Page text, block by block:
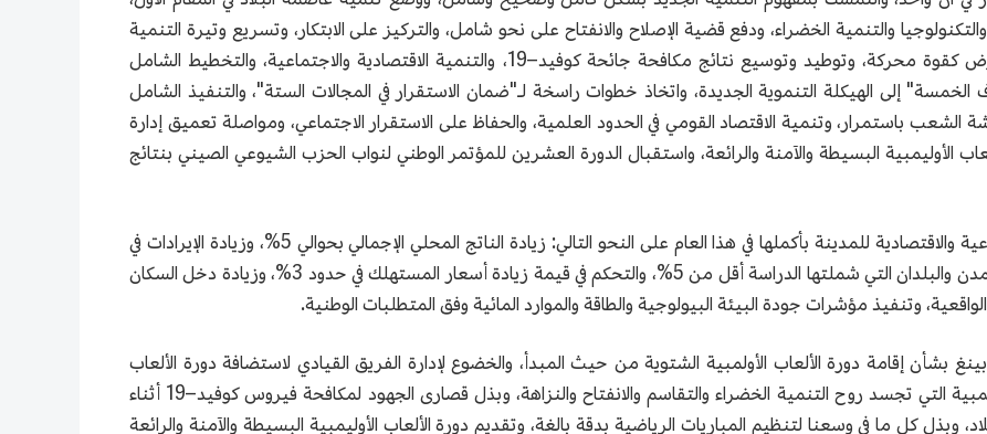
والتنمية الخضراء، ودفع قضية الإصلاح والانفتاح على نحو شامل، والتركيز على الابتكار، وتسريع وتيرة التنمية
عالية الجودة، والالتزام بالإصلاح الهيكلي للجانب العرض كقوة محركة، وتوطيد وتوسيع نتائج مكافحة جائحة كوفيد–19، والتنمية الاقتصادية والاجتماعية، والتخطيط الشامل
إلى الهيكلة التنموية الجديدة، واتخاذ خطوات راسخة لـ"ضمان الاستقرار في المجالات الستة"، والتنفيذ الشامل
باستمرار، وتنمية الاقتصاد القومي في الحدود العلمية، والحفاظ على الاستقرار الاجتماعي، ومواصلة تعميق إدارة
البسيطة والآمنة والرائعة، واستقبال الدورة العشرين للمؤتمر الوطني لنواب الحزب الشيوعي الصيني بنتائج
تم تحديد النتائج الرئيسية المتوقعة للتنمية الاجتماعية والاقتصادية للمدينة بأكملها في هذا العام على النحو التالي: زيادة الناتج المحلي الإجمالي بحوالي 5%، وزيادة الإيرادات في
الميزانية العامة بنسبة 4%، وبقاء نسبة البطالة في المدن والبلدان التي شملتها الدراسة أقل من 5%، والتحكم في قيمة زيادة أسعار المستهلك في حدود 3%، وزيادة دخل السكان
وتنفيذ مؤشرات جودة البيئة البيولوجية والطاقة والموارد المائية وفق المتطلبات الوطنية.
بشأن إقامة دورة الألعاب الأولمبية الشتوية من حيث المبدأ، والخضوع لإدارة الفريق القيادي لاستضافة دورة الألعاب
الأولمبية الشتوية، وتطبيق مفهوم إنجاح الألعاب الأولمبية التي تجسد روح التنمية الخضراء والتقاسم والانفتاح والنزاهة، وبذل قصارى الجهود لمكافحة فيروس كوفيد–19 أثناء
وبذل كل ما في وسعنا لتنظيم المباريات الرياضية بدقة بالغة، وتقديم دورة الألعاب الأوليمبية البسيطة والآمنة والرائعة